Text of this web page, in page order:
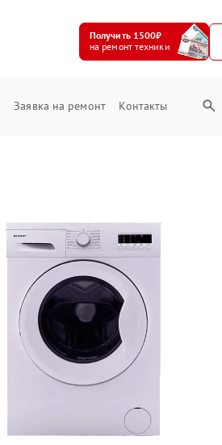
Получить 1500₽
на ремонт техники
Заявка на ремонт Контакты